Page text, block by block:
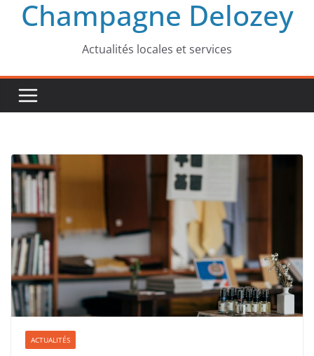
Champagne Delozey
Actualités locales et services
ACTUALITÉS